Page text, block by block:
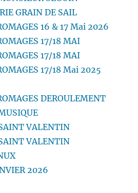
GRAIN DE SAIL
16 & 17 Mai 2026
17/18 MAI
17/18 MAI
17/18 Mai 2025
DEROULEMENT
VALENTIN
VALENTIN
2026